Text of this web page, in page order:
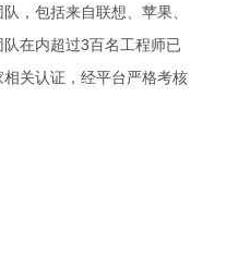
，包括来自联想、苹果、
在内超过3百名工程师已
关认证，经平台严格考核